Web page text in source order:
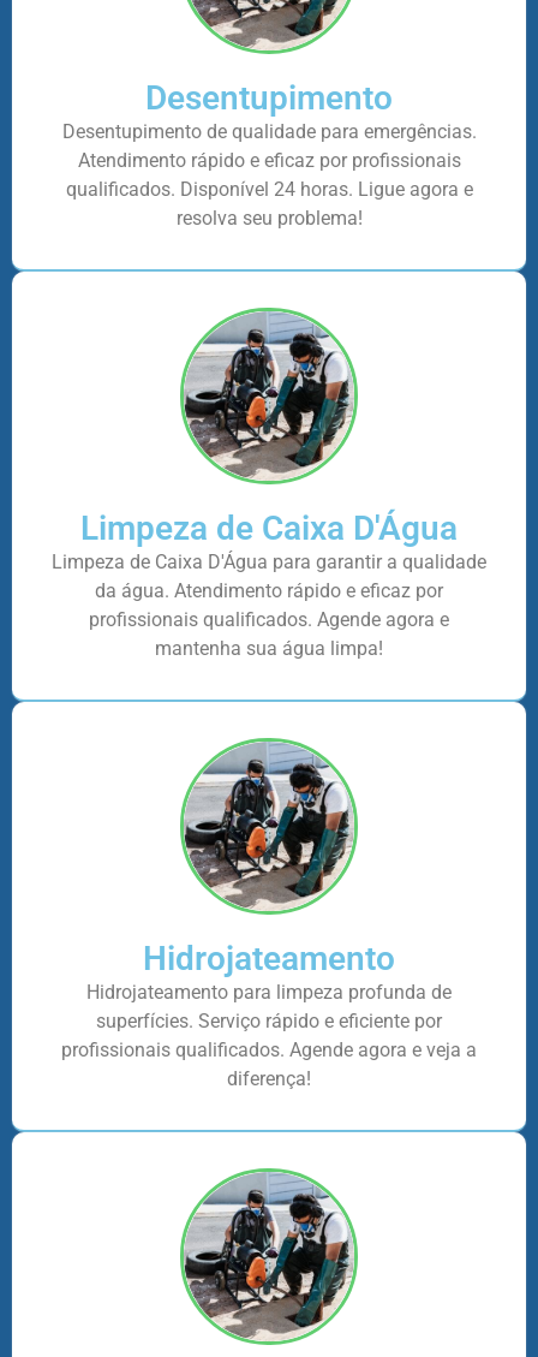
Desentupimento
Desentupimento de qualidade para emergências.
Atendimento rápido e eficaz por profissionais
qualificados. Disponível 24 horas. Ligue agora e
resolva seu problema!
Limpeza de Caixa D'Água
Limpeza de Caixa D'Água para garantir a qualidade
da água. Atendimento rápido e eficaz por
profissionais qualificados. Agende agora e
mantenha sua água limpa!
Hidrojateamento
Hidrojateamento para limpeza profunda de
superfícies. Serviço rápido e eficiente por
profissionais qualificados. Agende agora e veja a
diferença!